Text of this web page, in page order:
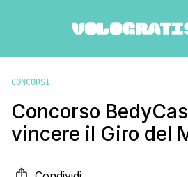
CONCORSI
Concorso
vincere il Giro del